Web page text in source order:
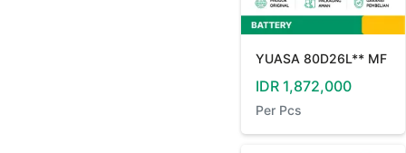
YUASA 80D26L** MF
IDR 1,872,000
Per Pcs